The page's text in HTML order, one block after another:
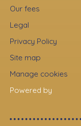
Our fees
Legal
Privacy Policy
Site map
Manage cookies
Powered by